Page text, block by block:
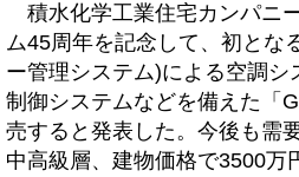
積水化学工業住宅カンパニ
ム45周年を記念して、初とな
ー管理システム)による空調
制御システムなどを備えた「
売すると発表した。今後も需
中高級層、建物価格で3500万